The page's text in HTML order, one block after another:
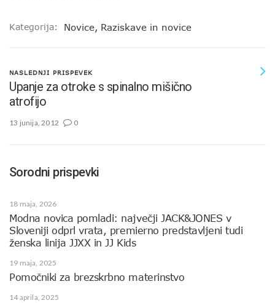
Kategorija: Novice, Raziskave in novice
NASLEDNJI PRISPEVEK
Upanje za otroke s spinalno mišično
atrofijo
13 junija, 2012 0
Sorodni prispevki
18 maja, 2026
Modna novica pomladi: največji JACK&JONES v
Sloveniji odprl vrata, premierno predstavljeni tudi
ženska linija JJXX in JJ Kids
19 maja, 2025
Pomočniki za brezskrbno materinstvo
14 aprila, 2025